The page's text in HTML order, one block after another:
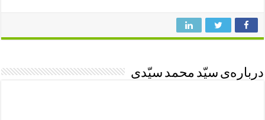
درباره‌ی سیّد محمد سیّدی